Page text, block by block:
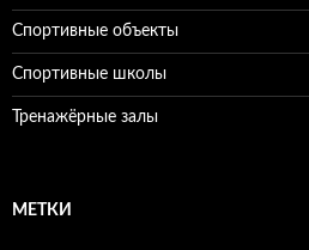
Спортивные объекты
Спортивные школы
Тренажёрные залы
МЕТКИ